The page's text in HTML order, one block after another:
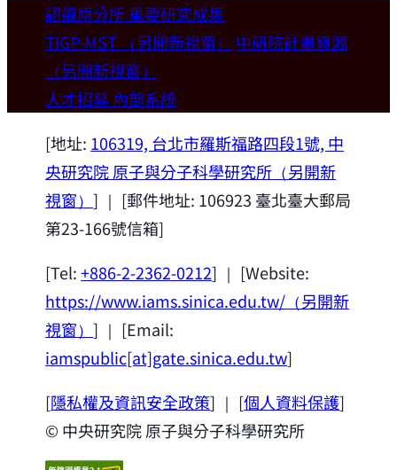
Welcome
歡迎本所新聘合聘研究員陳俊維特聘教授
(國立台灣大學材料科學與工程學系)。
2026-07-14
認識原分所重要研究成果
TIGP-MST （另開新視窗）
中研院計畫資源
（另開新視窗）
人才招募 內部系統
[地址: 106319, 台北市羅斯福路四段1號, 中
央研究院 原子與分子科學研究所 （另開新
視窗）] ｜ [郵件地址: 106923 臺北臺大郵局
第23-166號信箱]
[Tel:+886-2-2362-0212] ｜ [Website:
https://www.iams.sinica.edu.tw/ （另開新
視窗）] ｜ [Email:
iamspublic[at]gate.sinica.edu.tw]
[隱私權及資訊安全政策] ｜ [個人資料保護]
© 中央研究院 原子與分子科學研究所